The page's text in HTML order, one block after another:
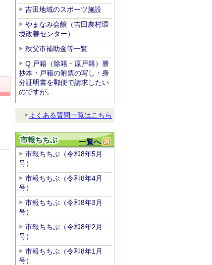
吉田地域のスポーツ施設
やまなみ会館（吉田農村環
境改善センター）
秩父市補助金等一覧
Q 戸籍（除籍・原戸籍）謄
抄本・戸籍の附票の写し・身
分証明書を郵便で請求したい
のですが。
よくある質問一覧はこちら
一覧へ
市報ちちぶ
市報ちちぶ（令和8年5月
号）
市報ちちぶ（令和8年4月
号）
市報ちちぶ（令和8年3月
号）
市報ちちぶ（令和8年2月
号）
市報ちちぶ（令和8年1月
号）